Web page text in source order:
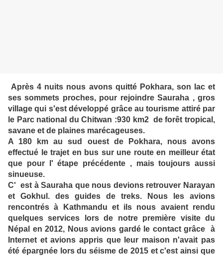
Après 4 nuits nous avons quitté Pokhara, son lac et
ses sommets proches, pour rejoindre Sauraha , gros
village qui s'est développé grâce au tourisme attiré par
le Parc national du Chitwan :930 km2 de forêt tropical,
savane et de plaines marécageuses.
A 180 km au sud ouest de Pokhara, nous avons
effectué le trajet en bus sur une route en meilleur état
que pour l' étape précédente , mais toujours aussi
sinueuse.
C' est à Sauraha que nous devions retrouver Narayan
et Gokhul. des guides de treks. Nous les avions
rencontrés à Kathmandu et ils nous avaient rendu
quelques services lors de notre première visite du
Népal en 2012, Nous avions gardé le contact grâce à
Internet et avions appris que leur maison n'avait pas
été épargnée lors du séisme de 2015 et c'est ainsi que